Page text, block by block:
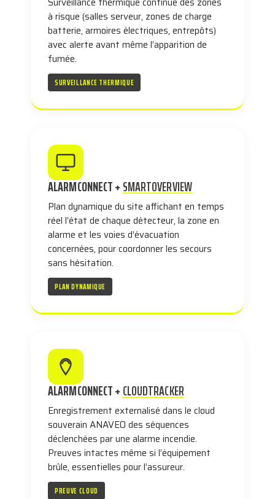
à risque (salles serveur, zones de charge
batterie, armoires électriques, entrepôts)
avec alerte avant même l’apparition de
fumée.
SURVEILLANCE THERMIQUE
ALARMCONNECT +SMARTOVERVIEW
Plan dynamique du site affichant en temps
réel l’état de chaque détecteur, la zone en
alarme et les voies d’évacuation
concernées, pour coordonner les secours
sans hésitation.
PLAN DYNAMIQUE
ALARMCONNECT +CLOUDTRACKER
Enregistrement externalisé dans le cloud
souverain ANAVEO des séquences
déclenchées par une alarme incendie.
Preuves intactes même si l’équipement
brûle, essentielles pour l’assureur.
PREUVE CLOUD